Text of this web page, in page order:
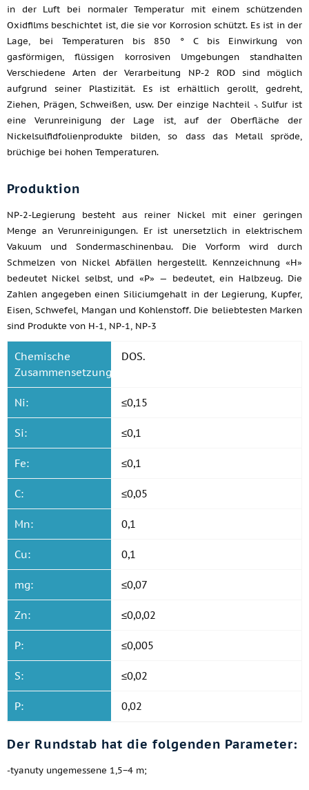
in der Luft bei normaler Temperatur mit einem schützenden
Oxidfilms beschichtet ist, die sie vor Korrosion schützt. Es ist in der
Lage, bei Temperaturen bis 850 ° C bis Einwirkung von
gasförmigen, flüssigen korrosiven Umgebungen standhalten
Verschiedene Arten der Verarbeitung NP-2 ROD sind möglich
aufgrund seiner Plastizität. Es ist erhältlich gerollt, gedreht,
Ziehen, Prägen, Schweißen, usw. Der einzige Nachteil -. Sulfur ist
eine Verunreinigung der Lage ist, auf der Oberfläche der
Nickelsulfidfolienprodukte bilden, so dass das Metall spröde,
brüchige bei hohen Temperaturen.
Produktion
NP-2-Legierung besteht aus reiner Nickel mit einer geringen
Menge an Verunreinigungen. Er ist unersetzlich in elektrischem
Vakuum und Sondermaschinenbau. Die Vorform wird durch
Schmelzen von Nickel Abfällen hergestellt. Kennzeichnung «H»
bedeutet Nickel selbst, und «P» — bedeutet, ein Halbzeug. Die
Zahlen angegeben einen Siliciumgehalt in der Legierung, Kupfer,
Eisen, Schwefel, Mangan und Kohlenstoff. Die beliebtesten Marken
sind Produkte von H-1, NP-1, NP-3
Chemische
Zusammensetzung:
DOS.
Ni: ≤0,15
Si: ≤0,1
Fe: ≤0,1
C: ≤0,05
Mn: 0,1
Cu: 0,1
mg: ≤0,07
Zn: ≤0,0,02
P: ≤0,005
S: ≤0,02
P: 0,02
Der Rundstab hat die folgenden Parameter:
-tyanuty ungemessene 1,5−4 m;